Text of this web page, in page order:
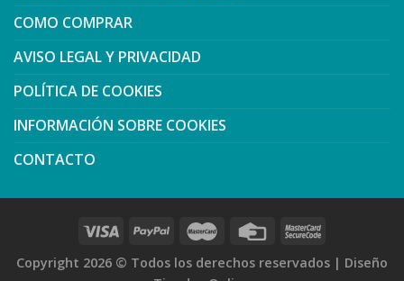
COMO COMPRAR
AVISO LEGAL Y PRIVACIDAD
POLÍTICA DE COOKIES
INFORMACIÓN SOBRE COOKIES
CONTACTO
Copyright 2026 © Todos los derechos reservados | Diseño